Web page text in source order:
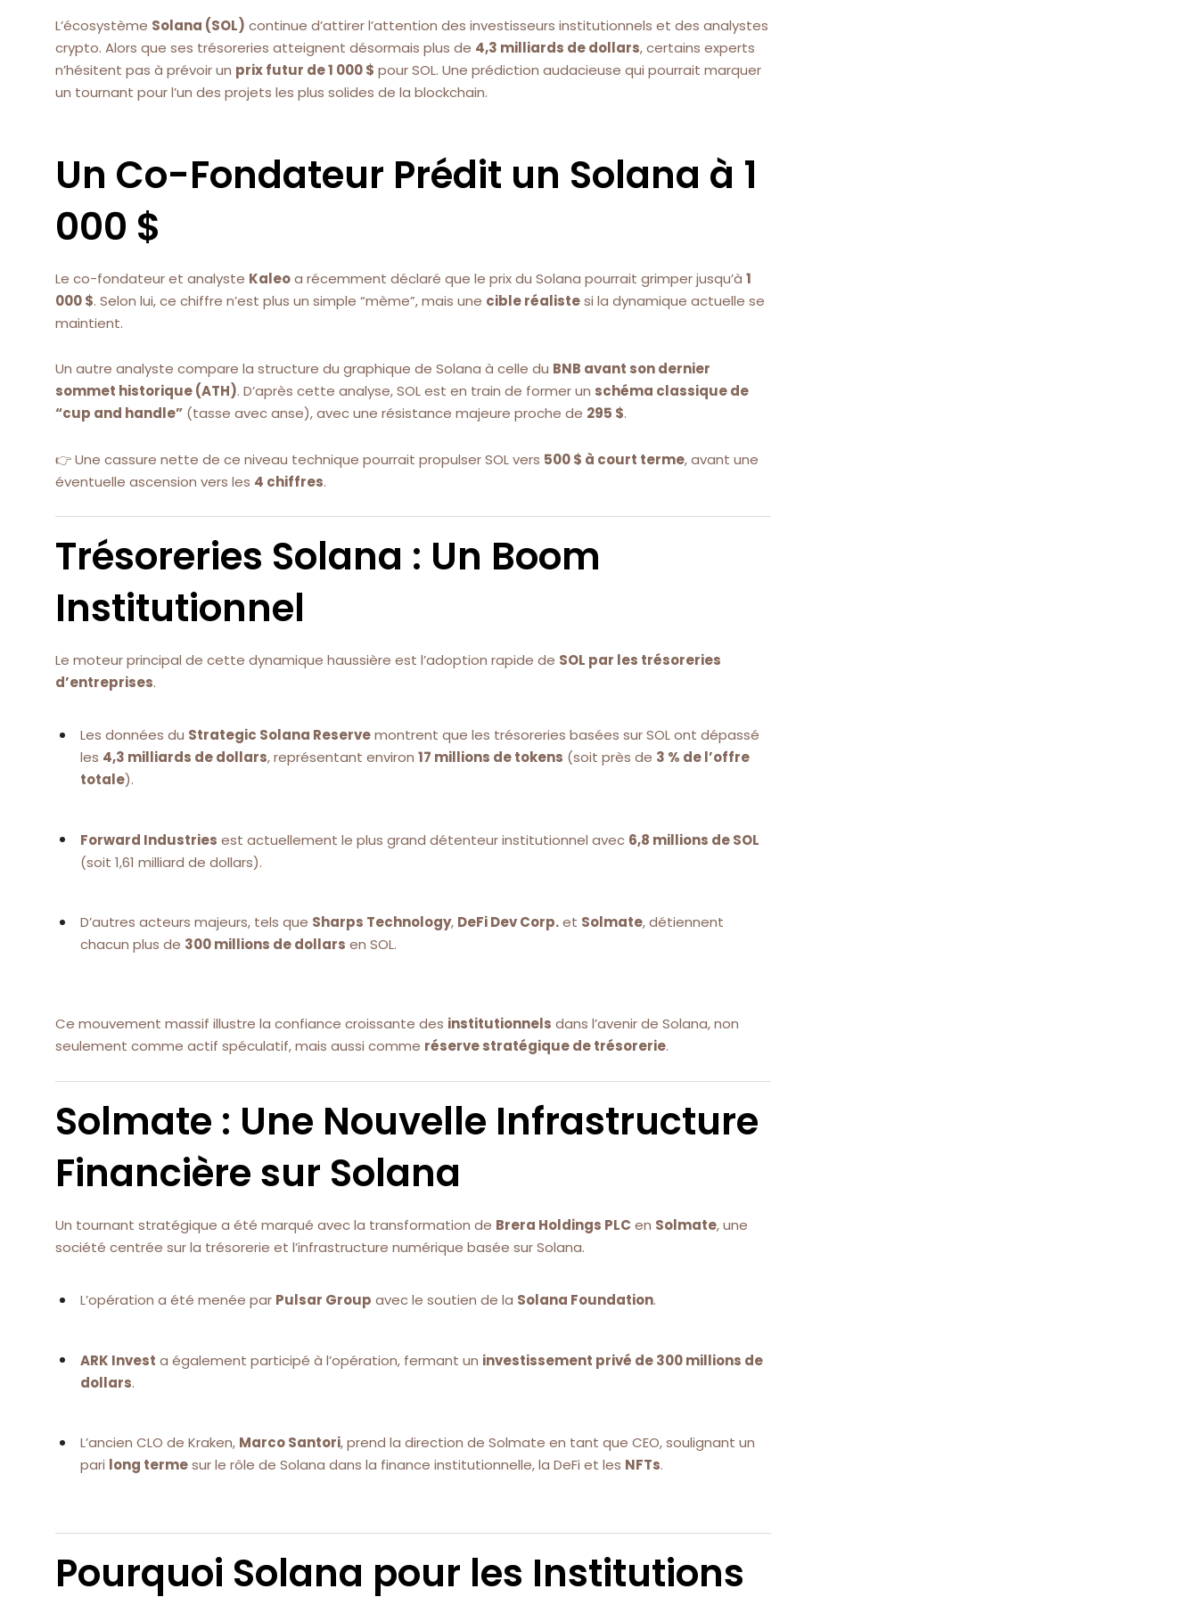
L’écosystème Solana (SOL) continue d’attirer l’attention des investisseurs institutionnels et des analystes
crypto. Alors que ses trésoreries atteignent désormais plus de 4,3 milliards de dollars, certains experts
n’hésitent pas à prévoir un prix futur de 1 000 $ pour SOL. Une prédiction audacieuse qui pourrait marquer
un tournant pour l’un des projets les plus solides de la blockchain.
Un Co-Fondateur Prédit un Solana à 1
000 $
Le co-fondateur et analyste Kaleoa récemment déclaré que le prix du Solana pourrait grimper jusqu’à 1
000 $. Selon lui, ce chiffre n’est plus un simple “mème”, mais une cible réalistesi la dynamique actuelle se
maintient.
Un autre analyste compare la structure du graphique de Solana à celle du BNB avant son dernier
sommet historique (ATH). D’après cette analyse, SOL est en train de former un schéma classique de
“cup and handle” (tasse avec anse), avec une résistance majeure proche de 295 $.
👉 Une cassure nette de ce niveau technique pourrait propulser SOL vers 500 $ à court terme, avant une
éventuelle ascension vers les 4 chiffres.
Trésoreries Solana : Un Boom
Institutionnel
Le moteur principal de cette dynamique haussière est l’adoption rapide de SOL par les trésoreries
d’entreprises.
Les données du Strategic Solana Reservemontrent que les trésoreries basées sur SOL ont dépassé
les 4,3 milliards de dollars, représentant environ 17 millions de tokens (soit près de 3 % de l’offre
totale).
Forward Industries est actuellement le plus grand détenteur institutionnel avec 6,8 millions de SOL
(soit 1,61 milliard de dollars).
D’autres acteurs majeurs, tels que Sharps Technology, DeFi Dev Corp.et Solmate, détiennent
chacun plus de 300 millions de dollars en SOL.
Ce mouvement massif illustre la confiance croissante des institutionnels dans l’avenir de Solana, non
seulement comme actif spéculatif, mais aussi comme réserve stratégique de trésorerie.
Solmate : Une Nouvelle Infrastructure
Financière sur Solana
Un tournant stratégique a été marqué avec la transformation de Brera Holdings PLC en Solmate, une
société centrée sur la trésorerie et l’infrastructure numérique basée sur Solana.
L’opération a été menée par Pulsar Group avec le soutien de la Solana Foundation.
ARK Invest a également participé à l’opération, fermant un investissement privé de 300 millions de
dollars.
L’ancien CLO de Kraken, Marco Santori, prend la direction de Solmate en tant que CEO, soulignant un
pari long termesur le rôle de Solana dans la finance institutionnelle, la DeFi et les NFTs.
Pourquoi Solana pour les Institutions